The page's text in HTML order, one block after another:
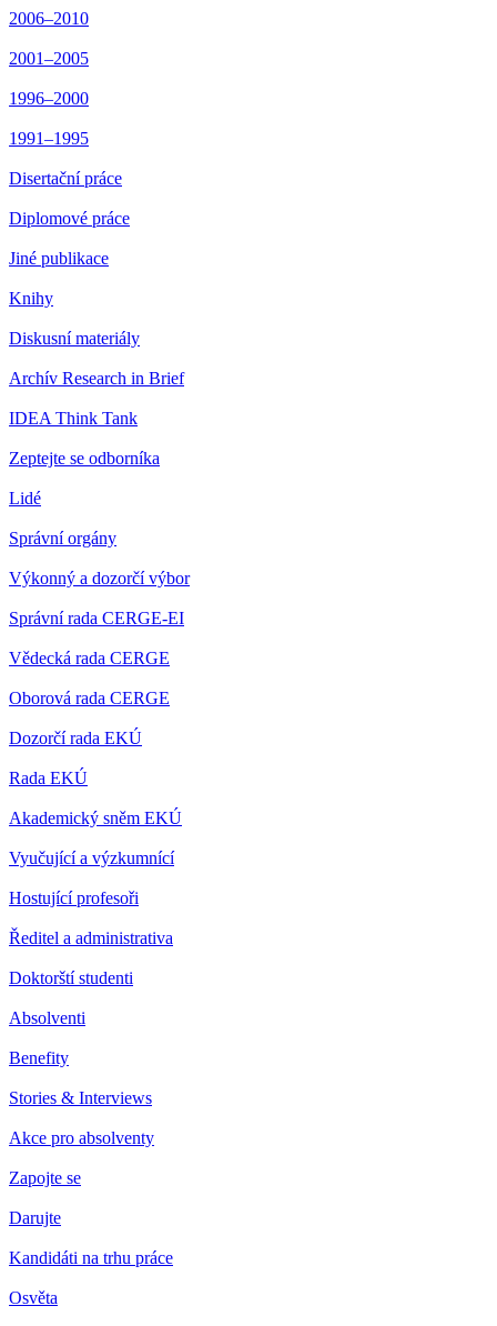
2006–2010
2001–2005
1996–2000
1991–1995
Disertační práce
Diplomové práce
Jiné publikace
Knihy
Diskusní materiály
Archív Research in Brief
IDEA Think Tank
Zeptejte se odborníka
Lidé
Správní orgány
Výkonný a dozorčí výbor
Správní rada CERGE-EI
Vědecká rada CERGE
Oborová rada CERGE
Dozorčí rada EKÚ
Rada EKÚ
Akademický sněm EKÚ
Vyučující a výzkumnící
Hostující profesoři
Ředitel a administrativa
Doktorští studenti
Absolventi
Benefity
Stories & Interviews
Akce pro absolventy
Zapojte se
Darujte
Kandidáti na trhu práce
Osvěta